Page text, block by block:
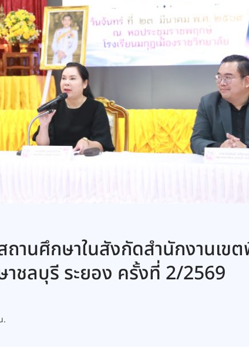
ถานศึกษาในสังกัดสำนักงานเข
ชลบุรี ระยอง ครั้งที่ 2/2569
.